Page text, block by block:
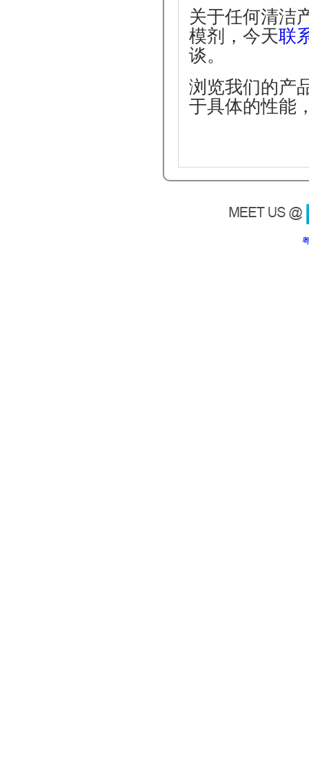
关于任何清洁
模剂，今天联
谈。
浏览我们的产
于具体的性能